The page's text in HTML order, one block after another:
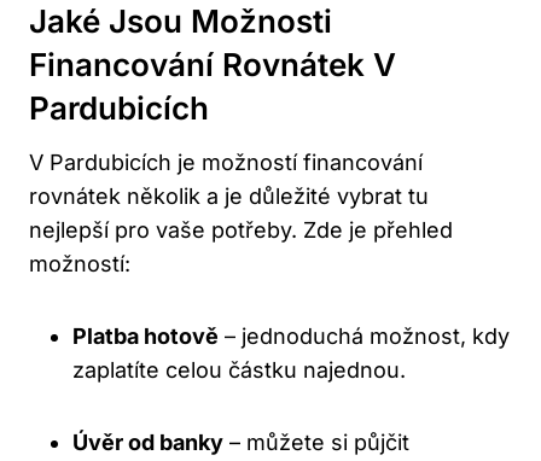
Jaké Jsou Možnosti
Financování Rovnátek V
Pardubicích
V Pardubicích je možností financování
rovnátek několik a je důležité vybrat tu
nejlepší pro vaše potřeby. Zde je přehled
možností:
Platba hotově – jednoduchá možnost, kdy
zaplatíte celou částku najednou.
Úvěr od banky – můžete si půjčit